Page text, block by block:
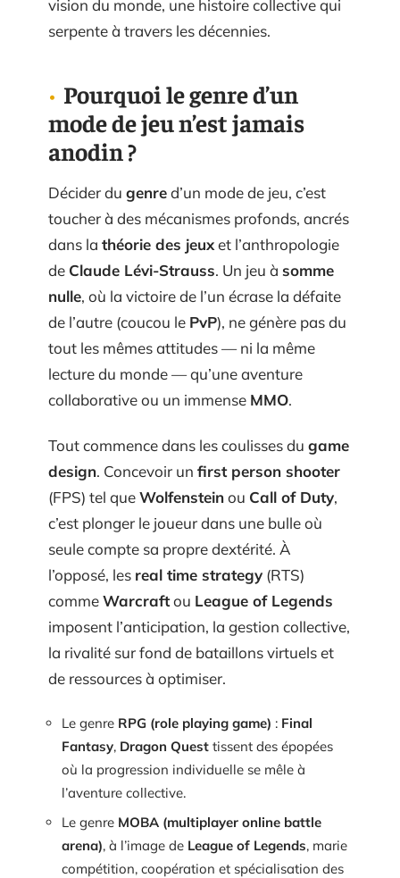
vision du monde, une histoire collective qui
serpente à travers les décennies.
Pourquoi le genre d’un
mode de jeu n’est jamais
anodin ?
Décider du genred’un mode de jeu, c’est
toucher à des mécanismes profonds, ancrés
dans la théorie des jeuxet l’anthropologie
de Claude Lévi-Strauss. Un jeu à somme
nulle, où la victoire de l’un écrase la défaite
de l’autre (coucou le PvP), ne génère pas du
tout les mêmes attitudes — ni la même
lecture du monde — qu’une aventure
collaborative ou un immense MMO.
Tout commence dans les coulisses du game
design. Concevoir un first person shooter
(FPS) tel queWolfensteinou Call of Duty,
c’est plonger le joueur dans une bulle où
seule compte sa propre dextérité. À
l’opposé, les real time strategy (RTS)
commeWarcraftou League of Legends
imposent l’anticipation, la gestion collective,
la rivalité sur fond de bataillons virtuels et
de ressources à optimiser.
Le genre RPG (role playing game) : Final
Fantasy, Dragon Quest tissent des épopées
où la progression individuelle se mêle à
l’aventure collective.
Le genre MOBA (multiplayer online battle
arena), à l’image de League of Legends, marie
compétition, coopération et spécialisation des